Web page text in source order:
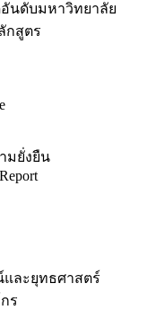
นดับมหาวิทยาลัย
กสูตร
มยั่งยืน
ละยุทธศาสตร์
ร